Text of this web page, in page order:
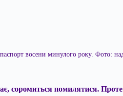
восени минулого року. Фото:
соромиться помилятися.